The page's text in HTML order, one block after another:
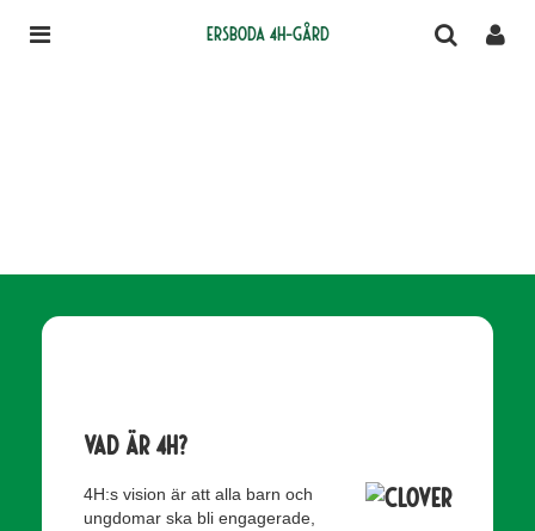
Ersboda 4H-gård
Vad är 4H?
4H:s vision är att alla barn och
ungdomar ska bli engagerade,